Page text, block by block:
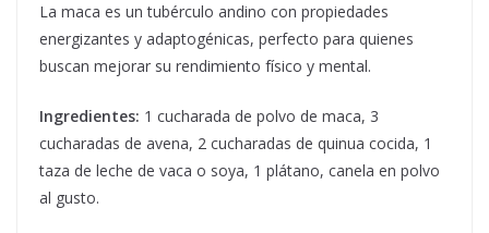
La maca es un tubérculo andino con propiedades
energizantes y adaptogénicas, perfecto para quienes
buscan mejorar su rendimiento físico y mental.
Ingredientes: 1 cucharada de polvo de maca, 3
cucharadas de avena, 2 cucharadas de quinua cocida, 1
taza de leche de vaca o soya, 1 plátano, canela en polvo
al gusto.